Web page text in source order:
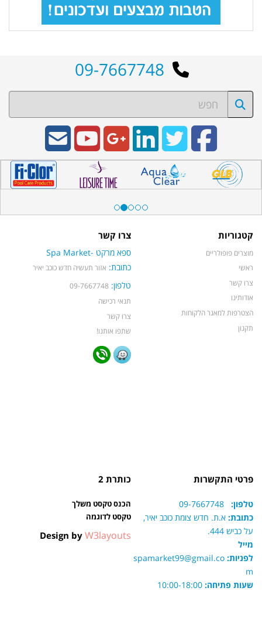
קטגוריות
מוצרים פופולריים
ראשי
צרו קשר
אודותינו
הצטרפות למאגר הלקוחות
תקנון
צרו קשר
ספא מרקט -Spa Market
כתובת: אזור תעשיה חדש כוכב יאיר
טלפון: 09-7667748
תנאי רכישה
צרו קשר
שתפו אותנו!
פרטי התקשרות
טלפון:
כתובת: א.ת. חדש צומת כוכב יאיר,
על כביש 444.
מייל
לפניות: spamarket99@gmail.co
m
שעות פתיחה:
כותרת 2
הכנס טקסט משלך
טקסט לדוגמה
Design by W3layouts